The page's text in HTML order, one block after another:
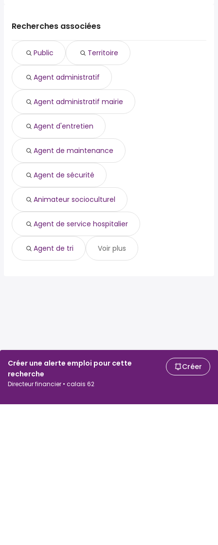
Créer une alerte emploi pour cette
recherche
Directeur financier • calais 62
Créer
Grande-Synthe
Saint-Martin-Boulogne
Gravelines
Longuenesse
Marck
public
agent administratif
agent administratif mairie
agent d'entretien
agent de maintenance
agent de sécurité
animateur socioculturel
agent de tri
Recherches associées
Public Territoire
Agent administratif
Agent administratif mairie
Agent d'entretien
Agent de maintenance
Agent de sécurité
Animateur socioculturel
Agent de service hospitalier
Agent de tri Voir plus